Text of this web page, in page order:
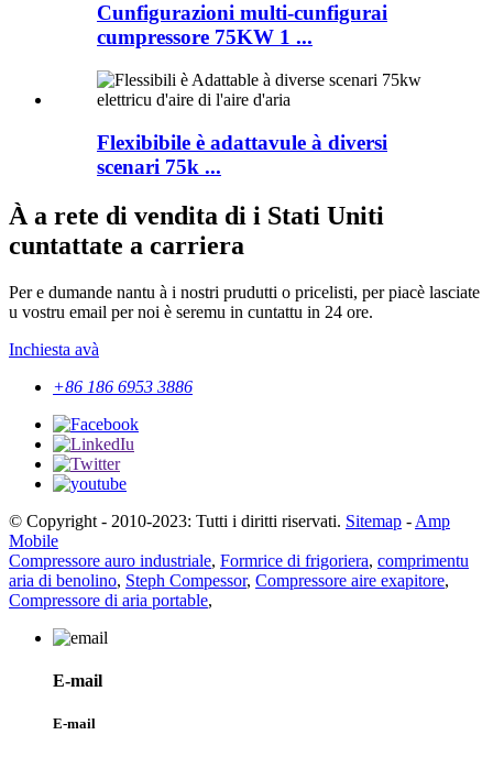
Cunfigurazioni multi-cunfigurai
cumpressore 75KW 1 ...
Flexibibile è adattavule à diversi
scenari 75k ...
À a rete di vendita di i Stati Uniti
cuntattate a carriera
Per e dumande nantu à i nostri prudutti o pricelisti, per piacè lasciate
u vostru email per noi è seremu in cuntattu in 24 ore.
Inchiesta avà
+86 186 6953 3886
© Copyright - 2010-2023: Tutti i diritti riservati. Sitemap - Amp
Mobile
Compressore auro industriale, Formrice di frigoriera, comprimentu
aria di benolino, Steph Compessor, Compressore aire exapitore,
Compressore di aria portable,
E-mail
E-mail